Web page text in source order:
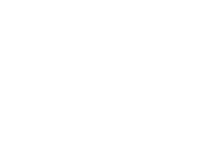
sur châssis mobile
4″ ou raccords
m3/h . Pour un